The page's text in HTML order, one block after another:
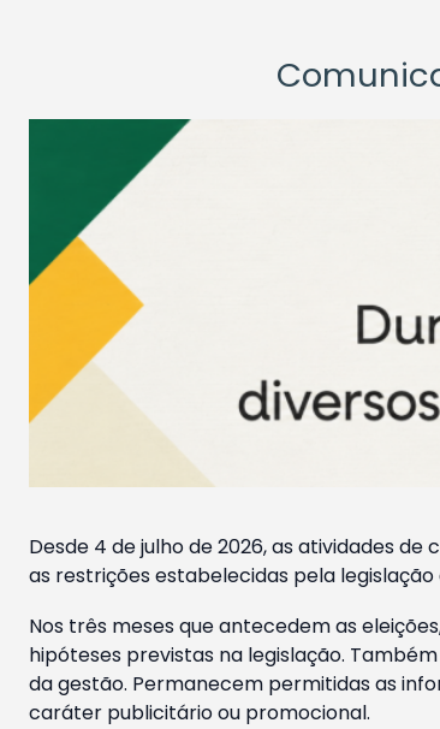
Desde 4 de julho de 2026, as atividades
as restrições estabelecidas pela legislação
Nos três meses que antecedem as
hipóteses previstas na legislação.
da gestão. Permanecem permitidas as
caráter publicitário ou promocional.